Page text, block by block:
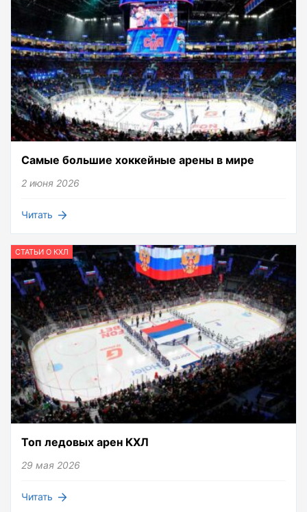
Самые большие хоккейные арены в мире
2 июня 2026
Читать
СТАТЬИ О КХЛ
Топ ледовых арен КХЛ
29 мая 2026
Читать